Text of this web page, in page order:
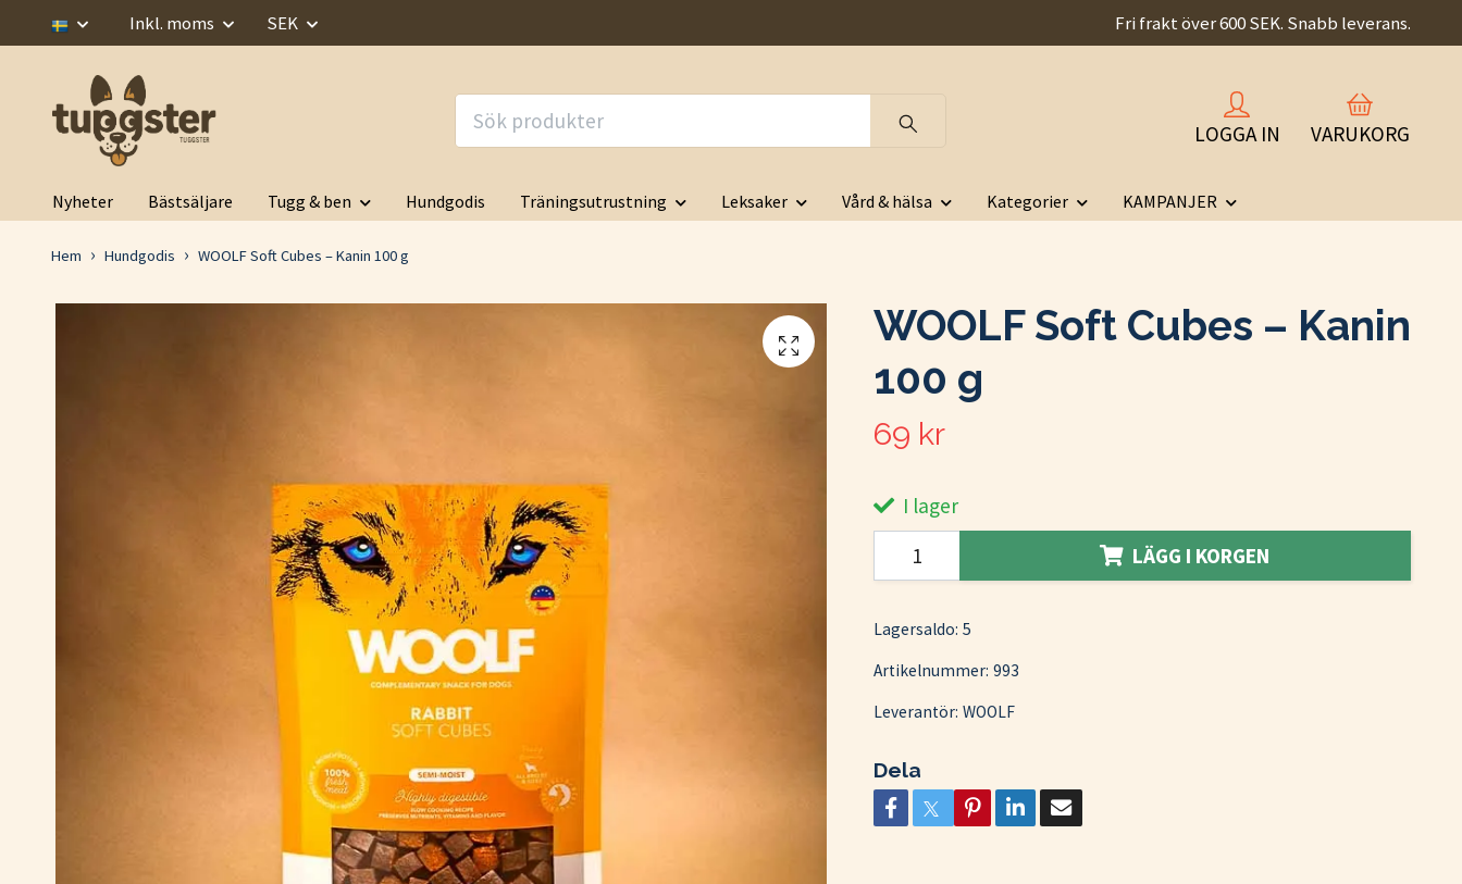
Inkl. moms SEK Fri frakt över 600 SEK. Snabb leverans.
LOGGA IN VARUKORG
Nyheter Bästsäljare Tugg & ben Hundgodis Träningsutrustning Leksaker Vård & hälsa Kategorier KAMPANJER
Hem Hundgodis WOOLF Soft Cubes – Kanin 100 g
WOOLF Soft Cubes – Kanin
100 g
69 kr
I lager
LÄGG I KORGEN
Lagersaldo: 5
Artikelnummer: 993
Leverantör: WOOLF
Dela